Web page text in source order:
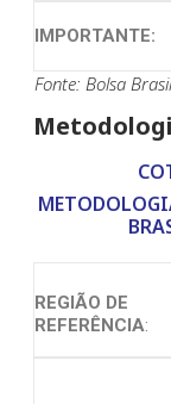
IMPORTANTE:
Fonte: Bolsa
REGIÃO DE
REFERÊNCIA: